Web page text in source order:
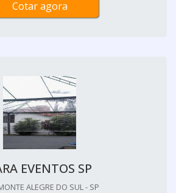
Cotar agora
EVENTOS SP
ALEGRE DO SUL - SP